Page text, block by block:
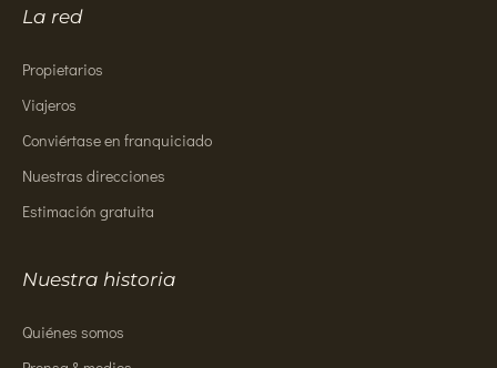
La red
Propietarios
Viajeros
Conviértase en franquiciado
Nuestras direcciones
Estimación gratuita
Nuestra historia
Quiénes somos